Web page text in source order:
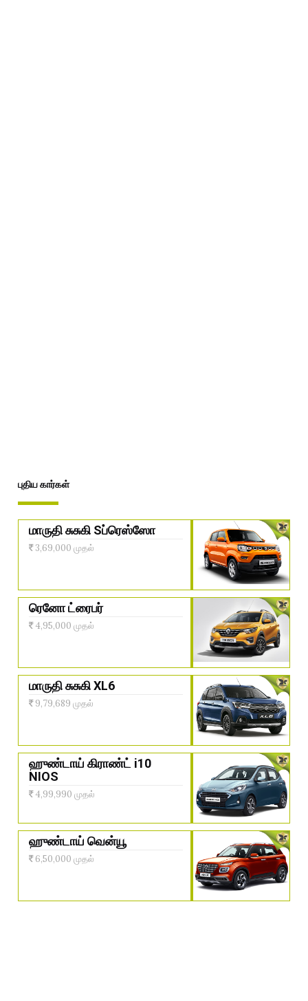
புதிய கார்கள்
மாருதி சுசுகி Sப்ரெஸ்ஸோ
3,69,000 முதல்
ரெனோ ட்ரைபர்
4,95,000 முதல்
மாருதி சுசுகி XL6
9,79,689 முதல்
ஹுண்டாய் கிராண்ட் i10
NIOS
4,99,990 முதல்
ஹுண்டாய் வென்யூ
6,50,000 முதல்